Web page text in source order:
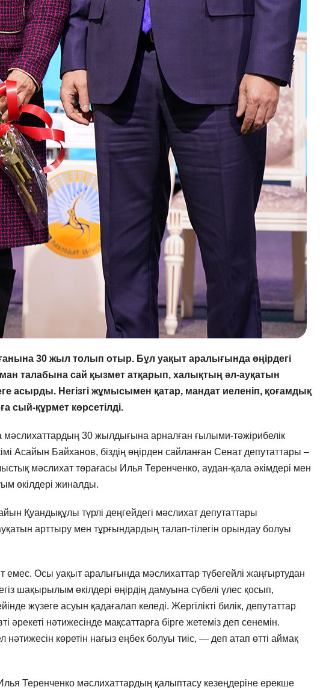
30 жыл толып отыр. Бұл уақыт аралығында өңірдегі
талабына сай қызмет атқарып, халықтың әл-ауқатын
асырды. Негізгі жұмысымен қатар, мандат иеленіп, қоғамдық
сый-құрмет көрсетілді.
30 жылдығына арналған ғылыми-тәжірибелік
Асайын Байханов, біздің өңірден сайланған Сенат депутаттары –
мәслихат төрағасы Илья Теренченко, аудан-қала әкімдері мен
өкілдері жиналды.
Қуандықұлы түрлі деңгейдегі мәслихат депутаттары
арттыру мен тұрғындардың талап-тілегін орындау болуы
Осы уақыт аралығында мәслихаттар түбегейлі жаңғыртудан
шақырылым өкілдері өңірдің дамуына сүбелі үлес қосып,
жүзеге асуын қадағалап келеді. Жергілікті билік, депутаттар
әрекеті нәтижесінде мақсаттарға бірге жетеміз деп сенемін.
көретін нағыз еңбек болуы тиіс, — деп атап өтті аймақ
Теренченко мәслихаттардың қалыптасу кезеңдеріне ерекше